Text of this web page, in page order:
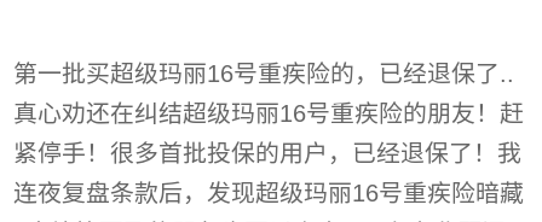
第一批买超级玛丽16号重疾险的，已经退保了..
真心劝还在纠结超级玛丽16号重疾险的朋友！赶
紧停手！很多首批投保的用户，已经退保了！我
连夜复盘条款后，发现超级玛丽16号重疾险暗藏